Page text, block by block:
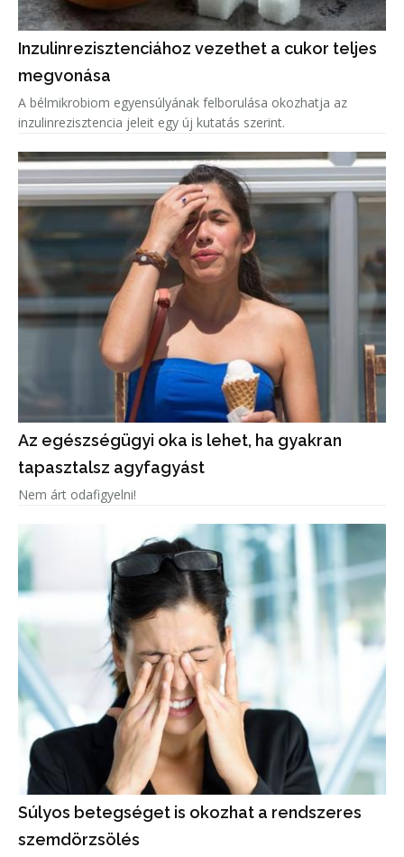
Inzulinrezisztenciához vezethet a cukor teljes
megvonása
A bélmikrobiom egyensúlyának felborulása okozhatja az
inzulinrezisztencia jeleit egy új kutatás szerint.
Az egészségügyi oka is lehet, ha gyakran
tapasztalsz agyfagyást
Nem árt odafigyelni!
Súlyos betegséget is okozhat a rendszeres
szemdörzsölés